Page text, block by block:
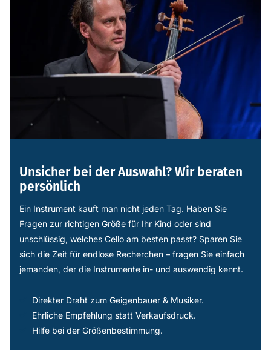
Unsicher bei der Auswahl? Wir beraten
persönlich
Ein Instrument kauft man nicht jeden Tag. Haben Sie
Fragen zur richtigen Größe für Ihr Kind oder sind
unschlüssig, welches Cello am besten passt? Sparen Sie
sich die Zeit für endlose Recherchen – fragen Sie einfach
jemanden, der die Instrumente in- und auswendig kennt.
Direkter Draht zum Geigenbauer & Musiker.
Ehrliche Empfehlung statt Verkaufsdruck.
Hilfe bei der Größenbestimmung.